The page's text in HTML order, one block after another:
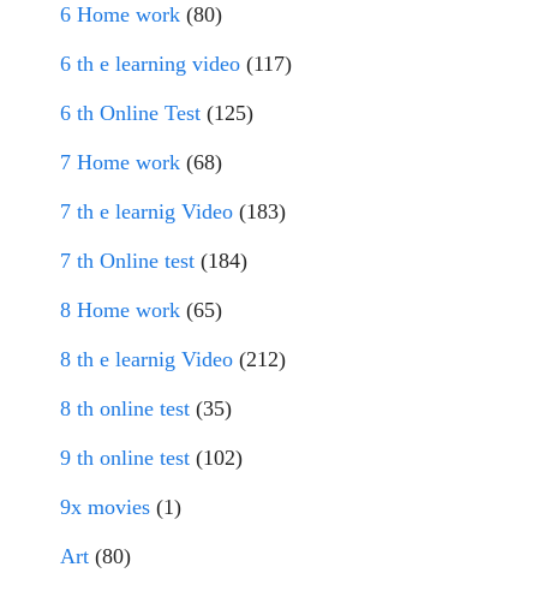
6 Home work (80)
6 th e learning video (117)
6 th Online Test (125)
7 Home work (68)
7 th e learnig Video (183)
7 th Online test (184)
8 Home work (65)
8 th e learnig Video (212)
8 th online test (35)
9 th online test (102)
9x movies (1)
Art (80)